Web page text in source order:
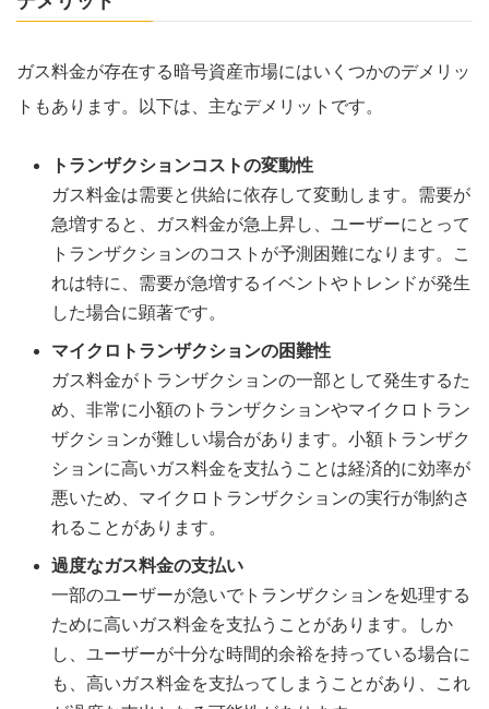
ガス料金が存在する暗号資産市場にはいくつかのデメリッ
トもあります。以下は、主なデメリットです。
トランザクションコストの変動性
ガス料金は需要と供給に依存して変動します。需要が
急増すると、ガス料金が急上昇し、ユーザーにとって
トランザクションのコストが予測困難になります。こ
れは特に、需要が急増するイベントやトレンドが発生
した場合に顕著です。
マイクロトランザクションの困難性
ガス料金がトランザクションの一部として発生するた
め、非常に小額のトランザクションやマイクロトラン
ザクションが難しい場合があります。小額トランザク
ションに高いガス料金を支払うことは経済的に効率が
悪いため、マイクロトランザクションの実行が制約さ
れることがあります。
過度なガス料金の支払い
一部のユーザーが急いでトランザクションを処理する
ために高いガス料金を支払うことがあります。しか
し、ユーザーが十分な時間的余裕を持っている場合に
も、高いガス料金を支払ってしまうことがあり、これ